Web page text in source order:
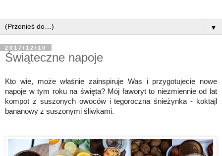
▼
2017/12/10
Świąteczne napoje
Kto wie, może właśnie zainspiruje Was i przygotujecie nowe
napoje w tym roku na święta? Mój faworyt to niezmiennie od lat
kompot z suszonych owoców i tegoroczna śnieżynka - koktajl
bananowy z suszonymi śliwkami.